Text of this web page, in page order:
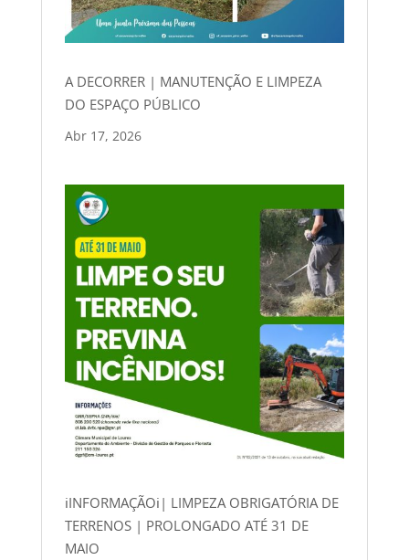
A DECORRER | MANUTENÇÃO E LIMPEZA
DO ESPAÇO PÚBLICO
Abr 17, 2026
ℹINFORMAÇÃOℹ| LIMPEZA OBRIGATÓRIA DE
TERRENOS | PROLONGADO ATÉ 31 DE
MAIO